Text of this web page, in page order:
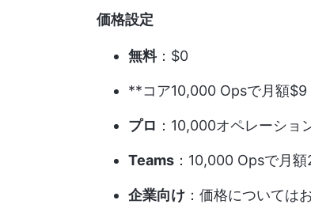
価格設定
無料：$0
**コア10,000 Opsで月額$9
プロ ：10,000オペレーショ
Teams ：10,000 Opsで月
企業向け ：価格については